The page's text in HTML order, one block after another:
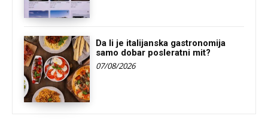
Da li je italijanska gastronomija
samo dobar posleratni mit?
07/08/2026